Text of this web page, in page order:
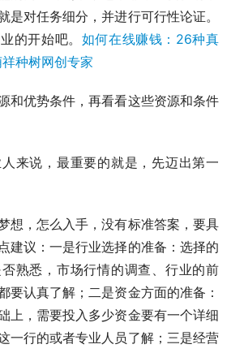
是对任务细分，并进行可行性论证。
的开始吧。 如何在线赚钱：26种真
种树网创专家
和优势条件，再看看这些资源和条件
来说，最重要的就是，先迈出第一
想，怎么入手，没有标准答案，要具
建议：一是行业选择的准备：选择的
熟悉，市场行情的调查、行业的前
要认真了解；二是资金方面的准备：
上，需要投入多少资金要有一个详细
一行的或者专业人员了解；三是经营